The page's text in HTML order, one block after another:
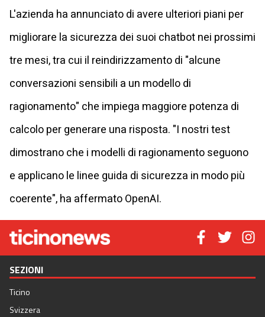
L'azienda ha annunciato di avere ulteriori piani per
migliorare la sicurezza dei suoi chatbot nei prossimi
tre mesi, tra cui il reindirizzamento di "alcune
conversazioni sensibili a un modello di
ragionamento" che impiega maggiore potenza di
calcolo per generare una risposta. "I nostri test
dimostrano che i modelli di ragionamento seguono
e applicano le linee guida di sicurezza in modo più
coerente", ha affermato OpenAI.
SEZIONI
Ticino
Svizzera